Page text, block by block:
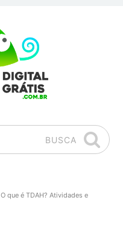
BUSCA
O que é TDAH? Atividades e